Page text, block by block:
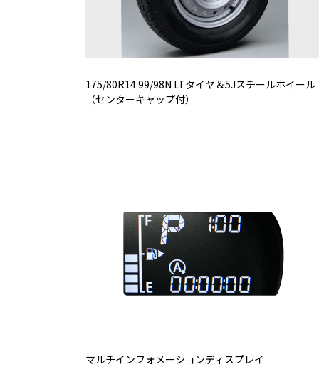
175/80R14 99/98N LTタイヤ＆5Jスチールホイール
（センターキャップ付）
マルチインフォメーションディスプレイ